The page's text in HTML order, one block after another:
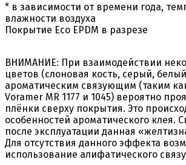
* в зависимости от времени года,
влажности воздуха
Покрытие Eco EPDM в разрезе
ВНИМАНИЕ: При взаимодействии
цветов (слоновая кость, серый,
ароматическим связующим (таким
Voramer MR 1177 и 1045) вероятно
плёнки сверху покрытия. Это
особенностей ароматического клея.
после эксплуатации данная
Для отсутствия данного эффекта
использование алифатического